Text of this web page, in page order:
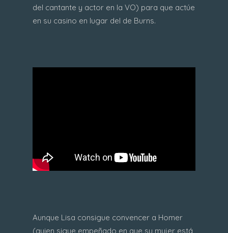
del cantante y actor en la VO) para que actúe
en su casino en lugar del de Burns.
Aunque Lisa consigue convencer a Homer
(quien sigue empeñado en que su mujer está